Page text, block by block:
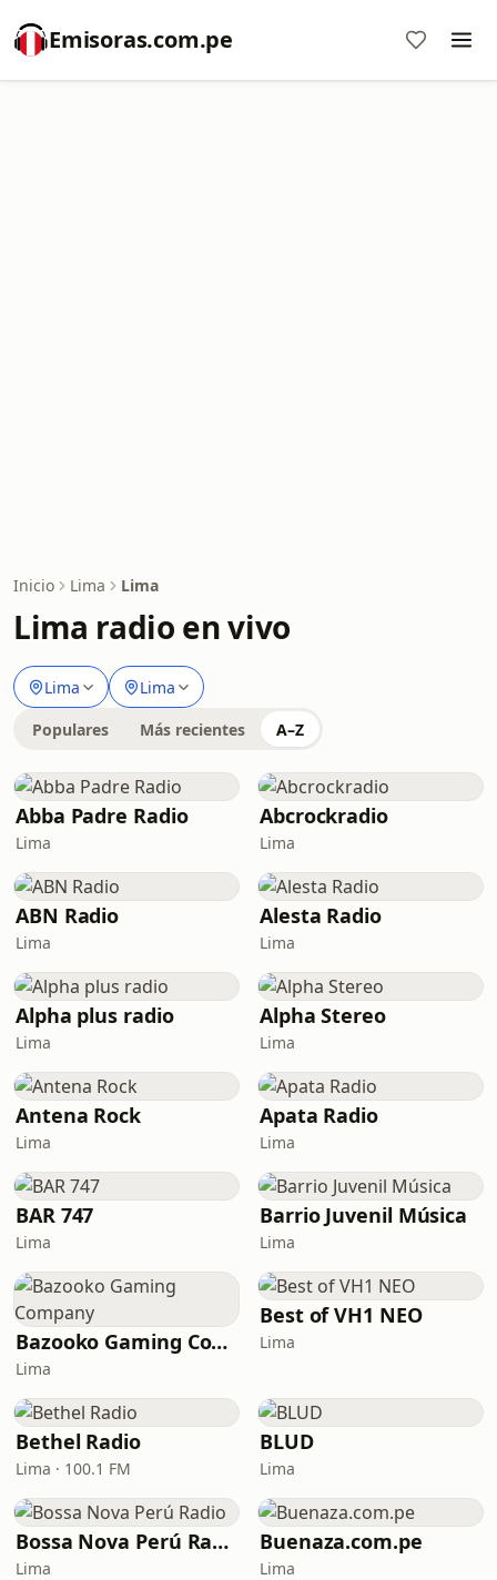
Emisoras.com.pe
Inicio Lima Lima
Lima radio en vivo
Lima Lima
Populares Más recientes A–Z
Abba Padre Radio
Lima
Abcrockradio
Lima
ABN Radio
Lima
Alesta Radio
Lima
Alpha plus radio
Lima
Alpha Stereo
Lima
Antena Rock
Lima
Apata Radio
Lima
BAR 747
Lima
Barrio Juvenil Música
Lima
Bazooko Gaming Company
Lima
Best of VH1 NEO
Lima
Bethel Radio
Lima · 100.1 FM
BLUD
Lima
Bossa Nova Perú Radio
Lima
Buenaza.com.pe
Lima